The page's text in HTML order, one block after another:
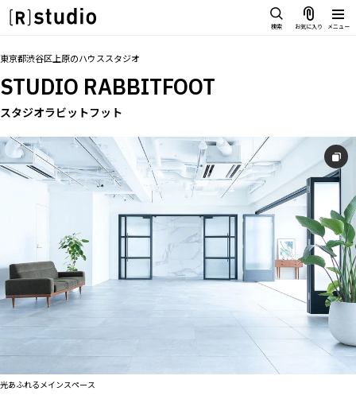
検索 お気に入り メニュー
雰囲気で探したい
SCENE
部屋ごとに写真で見比べたい
ひとつのスタジオであれもこれも
LOCATION
カフェやオフィスなどロケシーンも
SIZE&PRICE
広さと利用料金で探す
ALL FILTER
すべての選択肢からスタジオを探す
スタジオを探す
雰囲気で探したい
SCENE
部屋ごとに写真で見比べたい
VARIATION
ひとつのスタジオであれもこれも
LOCATION
カフェやオフィスなどロケシーンも
SIZE&PRICE
広さと利用料金で探す
ALL FILTER
すべての選択肢からスタジオを探す
スタジオ一覧
マップから探す
お気に入り
トップ 料金 設備 オプション
東京都渋谷区上原のハウススタジオ
STUDIO RABBITFOOT
スタジオラビットフット
光あふれるメインスペース